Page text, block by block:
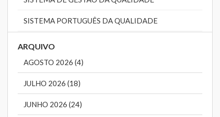
SISTEMA PORTUGUÊS DA QUALIDADE
ARQUIVO
AGOSTO 2026 (4)
JULHO 2026 (18)
JUNHO 2026 (24)